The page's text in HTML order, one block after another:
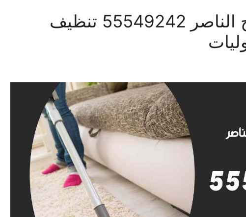
تنظيف سجاد صباح الناصر 55549242 تنظيف